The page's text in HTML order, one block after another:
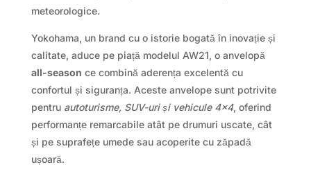
meteorologice.
Yokohama, un brand cu o istorie bogată în inovație și
calitate, aduce pe piață modelul AW21, o anvelopă
all-season ce combină aderența excelentă cu
confortul și siguranța. Aceste anvelope sunt potrivite
pentru autoturisme, SUV-uri și vehicule 4×4, oferind
performanțe remarcabile atât pe drumuri uscate, cât
și pe suprafețe umede sau acoperite cu zăpadă
ușoară.